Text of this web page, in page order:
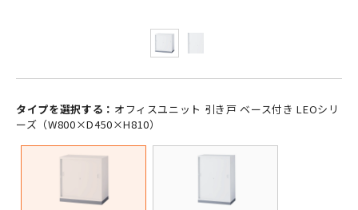
タイプを選択する： オフィスユニット 引き戸 ベース付き LEOシリ
ーズ（W800×D450×H810）